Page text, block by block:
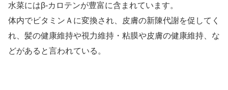
水菜にはβ-カロテンが豊富に含まれています。
体内でビタミンＡに変換され、皮膚の新陳代謝を促してく
れ、髪の健康維持や視力維持・粘膜や皮膚の健康維持、な
どがあると言われている。